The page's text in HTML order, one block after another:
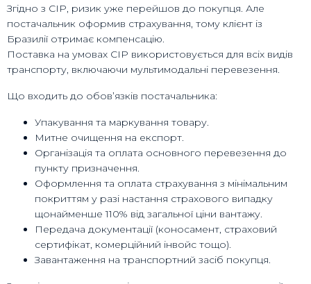
Згідно з CIP, ризик уже перейшов до покупця. Але
постачальник оформив страхування, тому клієнт із
Бразилії отримає компенсацію.
Поставка на умовах CIP використовується для всіх видів
транспорту, включаючи мультимодальні перевезення.
Що входить до обов’язків постачальника:
Упакування та маркування товару.
Митне очищення на експорт.
Організація та оплата основного перевезення до
пункту призначення.
Оформлення та оплата страхування з мінімальним
покриттям у разі настання страхового випадку
щонайменше 110% від загальної ціни вантажу.
Передача документації (коносамент, страховий
сертифікат, комерційний інвойс тощо).
Завантаження на транспортний засіб покупця.